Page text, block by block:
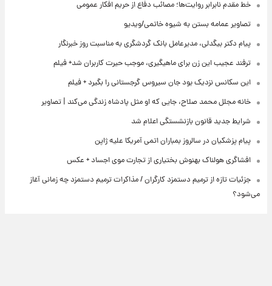
خط مقدم نابرابر روایت‌ها؛ مصائب دفاع از حریم افکار عمومی
تصاویر عمامه بستن به شیوه خاتمی/ویدیو
پیام دکتر بیگدلی، مدیرعامل بانک گردشگری به مناسبت روز خبرنگار
ترفند عجیب این زن برای ماهیگیری، موجب حیرت کاربران شد+ فیلم
این سکانس نزدیک بود جان سیروس گرجستانی را بگیرد + فیلم
خانه مجلل محمد صلاح، جایی که او مثل پادشاه زندگی می‌کند | تصاویر
شرایط جدید قانون بازنشستگی اعلام شد
پیام پزشکیان در سالروز بمباران اتمی آمریکا علیه ژاپن
افشاگری هولناک بهنوش بختیاری از تجارت موی اجساد + عکس
جزئیات تازه از ترمیم دستمزد کارگران / مذاکرات ترمیم دستمزد چه زمانی آغاز
می‌شود؟